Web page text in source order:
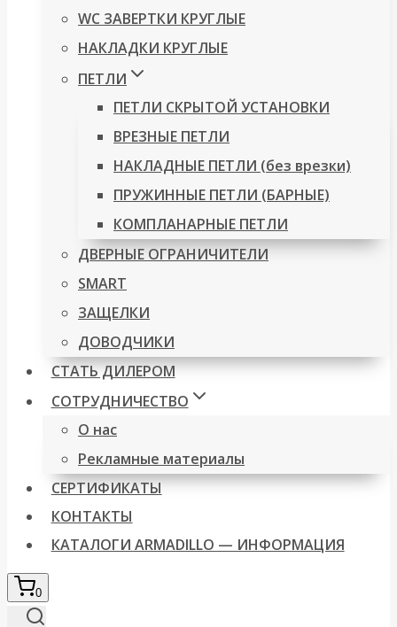
WC ЗАВЕРТКИ КРУГЛЫЕ
НАКЛАДКИ КРУГЛЫЕ
ПЕТЛИ
ПЕТЛИ СКРЫТОЙ УСТАНОВКИ
ВРЕЗНЫЕ ПЕТЛИ
НАКЛАДНЫЕ ПЕТЛИ (без врезки)
ПРУЖИННЫЕ ПЕТЛИ (БАРНЫЕ)
КОМПЛАНАРНЫЕ ПЕТЛИ
ДВЕРНЫЕ ОГРАНИЧИТЕЛИ
SMART
ЗАЩЕЛКИ
ДОВОДЧИКИ
СТАТЬ ДИЛЕРОМ
СОТРУДНИЧЕСТВО
О нас
Рекламные материалы
СЕРТИФИКАТЫ
КОНТАКТЫ
КАТАЛОГИ ARMADILLO — ИНФОРМАЦИЯ
0